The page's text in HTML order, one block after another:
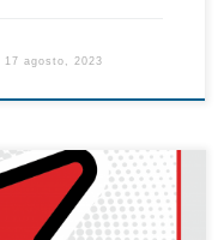
17 agosto, 2023